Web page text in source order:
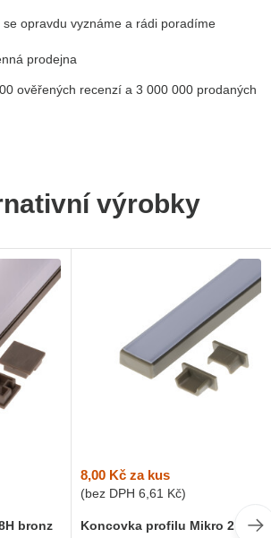
se opravdu vyznáme a rádi poradíme
prodejna
ověřených recenzí a 3 000 000 prodaných
výrobky
bronz
8,00 Kč za kus
(bez DPH 6,61 Kč)
Koncovka profilu Mikro 2